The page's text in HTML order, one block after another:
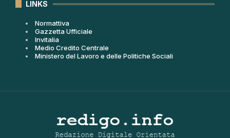
LINKS
Normattiva
Gazzetta Ufficiale
Invitalia
Medio Credito Centrale
Ministero del Lavoro e delle Politiche Sociali